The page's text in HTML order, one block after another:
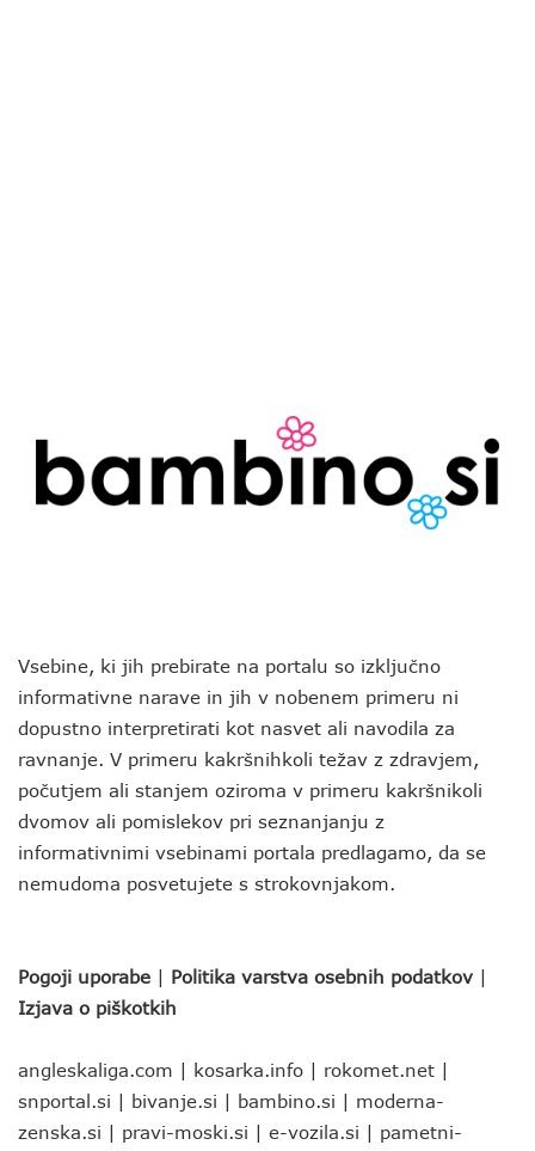
Vsebine, ki jih prebirate na portalu so izključno
informativne narave in jih v nobenem primeru ni
dopustno interpretirati kot nasvet ali navodila za
ravnanje. V primeru kakršnihkoli težav z zdravjem,
počutjem ali stanjem oziroma v primeru kakršnikoli
dvomov ali pomislekov pri seznanjanju z
informativnimi vsebinami portala predlagamo, da se
nemudoma posvetujete s strokovnjakom.
Pogoji uporabe | Politika varstva osebnih podatkov |
Izjava o piškotkih
angleskaliga.com | kosarka.info | rokomet.net |
snportal.si | bivanje.si | bambino.si | moderna-
zenska.si | pravi-moski.si | e-vozila.si | pametni-